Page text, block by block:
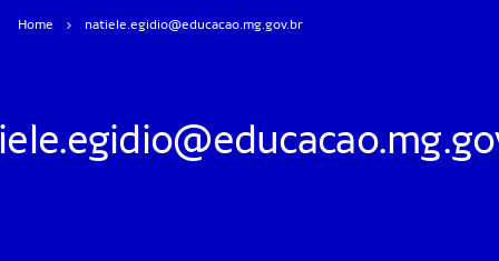
Home natiele.egidio@educacao.mg.gov.br